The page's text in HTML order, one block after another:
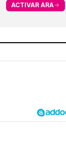
ACTIVAR ARA